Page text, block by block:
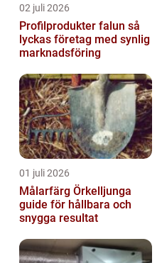
02 juli 2026
Profilprodukter falun så
lyckas företag med synlig
marknadsföring
01 juli 2026
Målarfärg Örkelljunga
guide för hållbara och
snygga resultat